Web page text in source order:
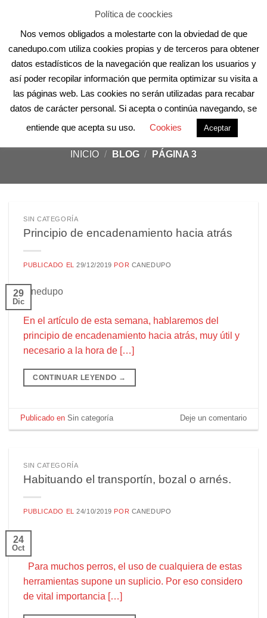
content
Aula Online Contacto Registro
Principio de encadenamiento hacia atrás
INICIO / BLOG / PÁGINA 3
SIN CATEGORÍA
Principio de encadenamiento hacia atrás
PUBLICADO EL29/12/2019 POR CANEDUPO
29
Dic
En el artículo de esta semana, hablaremos del
principio de encadenamiento hacia atrás, muy útil y
necesario a la hora de […]
CONTINUAR LEYENDO →
Publicado enSin categoría Deje un comentario
SIN CATEGORÍA
Habituando el transportín, bozal o arnés.
PUBLICADO EL24/10/2019 POR CANEDUPO
24
Oct
Para muchos perros, el uso de cualquiera de estas
herramientas supone un suplicio. Por eso considero
de vital importancia […]
Política de coockies
Nos vemos obligados a molestarte con la obviedad de que
canedupo.com utiliza cookies propias y de terceros para obtener
datos estadísticos de la navegación que realizan los usuarios y
así poder recopilar información que permita optimizar su visita a
las páginas web. Las cookies no serán utilizadas para recabar
datos de carácter personal. Si acepta o continúa navegando, se
entiende que acepta su uso.
Cookies Aceptar